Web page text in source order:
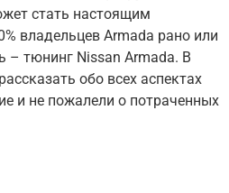
стать настоящим
владельцев Armada рано или
– тюнинг Nissan Armada. В
обо всех аспектах
и не пожалели о потраченных